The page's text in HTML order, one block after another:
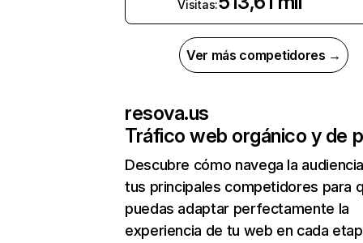
Visitas:
Ver más competidores →
resova.us
Tráfico web orgánico y de
Descubre cómo navega la
tus principales competidores para
puedas adaptar perfectamente la
experiencia de tu web en cada